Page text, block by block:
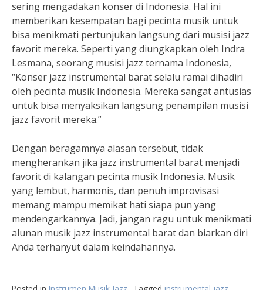
sering mengadakan konser di Indonesia. Hal ini
memberikan kesempatan bagi pecinta musik untuk
bisa menikmati pertunjukan langsung dari musisi jazz
favorit mereka. Seperti yang diungkapkan oleh Indra
Lesmana, seorang musisi jazz ternama Indonesia,
“Konser jazz instrumental barat selalu ramai dihadiri
oleh pecinta musik Indonesia. Mereka sangat antusias
untuk bisa menyaksikan langsung penampilan musisi
jazz favorit mereka.”
Dengan beragamnya alasan tersebut, tidak
mengherankan jika jazz instrumental barat menjadi
favorit di kalangan pecinta musik Indonesia. Musik
yang lembut, harmonis, dan penuh improvisasi
memang mampu memikat hati siapa pun yang
mendengarkannya. Jadi, jangan ragu untuk menikmati
alunan musik jazz instrumental barat dan biarkan diri
Anda terhanyut dalam keindahannya.